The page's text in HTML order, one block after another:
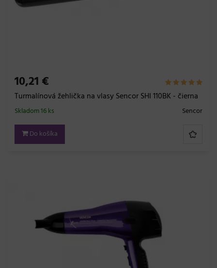
10,21 €
Turmalínová žehlička na vlasy Sencor SHI 110BK - čierna
Sencor
Skladom 16 ks
Do košíka